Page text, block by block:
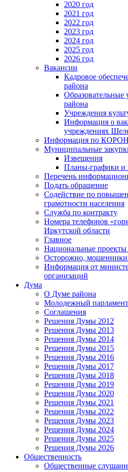
2020 год
2021 год
2022 год
2023 год
2024 год
2025 год
2026 год
Вакансии
Кадровое
района
Образовательные
района
Учреждения
Информация о
учреждениях
Информация по
Муниципальные
Извещения
Планы-графики и
Перечень
Подать обращение
Содействие по
грамотности населения
Служба по контракту
Номера телефонов
Иркутской области
Главное
Национальные проекты
Осторожно,
Информация от
организаций
Дума
О Думе района
Молодежный парламент
Соглашения
Решения Думы 2012
Решения Думы 2013
Решения Думы 2014
Решения Думы 2015
Решения Думы 2016
Решения Думы 2017
Решения Думы 2018
Решения Думы 2019
Решения Думы 2020
Решения Думы 2021
Решения Думы 2022
Решения Думы 2023
Решения Думы 2024
Решения Думы 2025
Решения Думы 2026
Общественность
Общественные